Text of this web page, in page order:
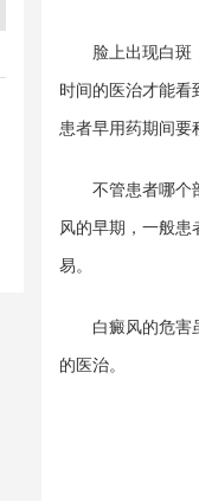
脸上出现白斑，
时间的医治才能看
患者早用药期间要
不管患者哪个部
风的早期，一般患
易。
白癜风的危害虽
的医治。